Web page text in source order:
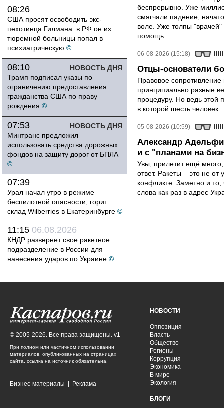
08:26
США просят освободить экс-
пехотинца Гилмана: в РФ он из
тюремной больницы попал в
психиатрическую ©
НОВОСТЬ ДНЯ
08:10
Трамп подписал указы по
ограничению предоставления
гражданства США по праву
рождения ©
НОВОСТЬ ДНЯ
07:53
Минтранс предложил
использовать средства дорожных
фондов на защиту дорог от БПЛА
©
07:39
Урал начал утро в режиме
беспилотной опасности, горит
склад Wilberries в Екатеринбурге ©
11:15 06.08.2026
КНДР развернет свое ракетное
подразделение в России для
нанесения ударов по Украине ©
беспрерывно. Уже
смягчали падение,
воле. Уже толпы
помощь.
06-08-2026 (15:18)
Отцы-основатели
Правовое
принципиально разные
процедуру. Но ведь этой
в которой шесть человек.
05-08-2026 (10:59)
Александр
и с "планами на
Увы, прилетит ещё
ответ. Ракеты – это не от
конфликте. Заметно и
слова как раз в адрес
© 2005-2026. Все права защищены. v1
При полном или частичном использовании
материалов, опубликованных на страницах
сайта, ссылка на источник обязательна.
Бизнес-материалы Реклама
НОВОСТИ
Оппозиция
Власть
Общество
Регионы
Коррупция
Экономика
В мире
Экология
БЛОГИ